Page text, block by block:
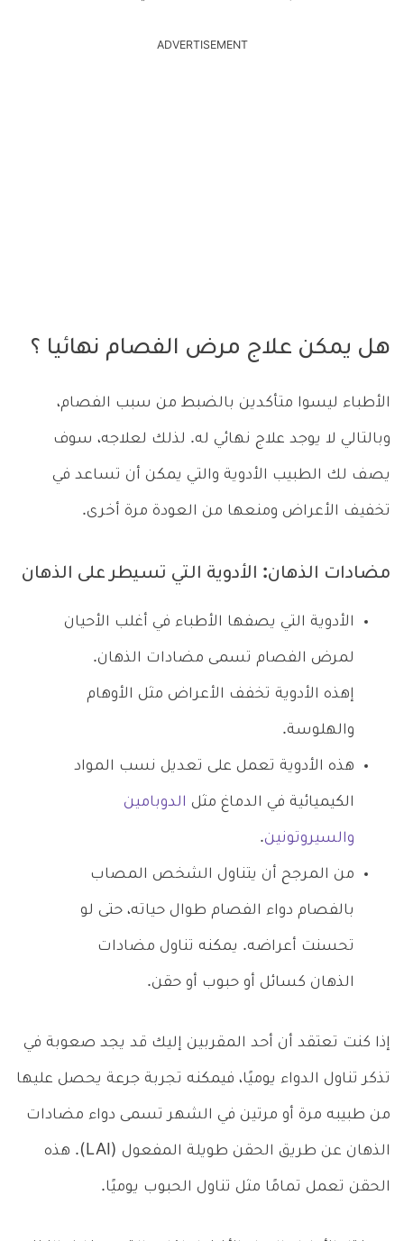
ADVERTISEMENT
هل يمكن علاج مرض الفصام نهائيا ؟
الأطباء ليسوا متأكدين بالضبط من سبب الفصام،
وبالتالي لا يوجد علاج نهائي له. لذلك لعلاجه، سوف
يصف لك الطبيب الأدوية والتي يمكن أن تساعد في
تخفيف الأعراض ومنعها من العودة مرة أخرى.
مضادات الذهان: الأدوية التي تسيطر على الذهان
الأدوية التي يصفها الأطباء في أغلب الأحيان
لمرض الفصام تسمى مضادات الذهان.
إهذه الأدوية تخفف الأعراض مثل الأوهام
والهلوسة.
هذه الأدوية تعمل على تعديل نسب المواد
الكيميائية في الدماغ مثل الدوبامين
والسيروتونين.
من المرجح أن يتناول الشخص المصاب
بالفصام دواء الفصام طوال حياته، حتى لو
تحسنت أعراضه. يمكنه تناول مضادات
الذهان كسائل أو حبوب أو حقن.
إذا كنت تعتقد أن أحد المقربين إليك قد يجد صعوبة في
تذكر تناول الدواء يوميًا، فيمكنه تجربة جرعة يحصل عليها
من طبيبه مرة أو مرتين في الشهر تسمى دواء مضادات
الذهان عن طريق الحقن طويلة المفعول (LAI). هذه
الحقن تعمل تمامًا مثل تناول الحبوب يوميًا.